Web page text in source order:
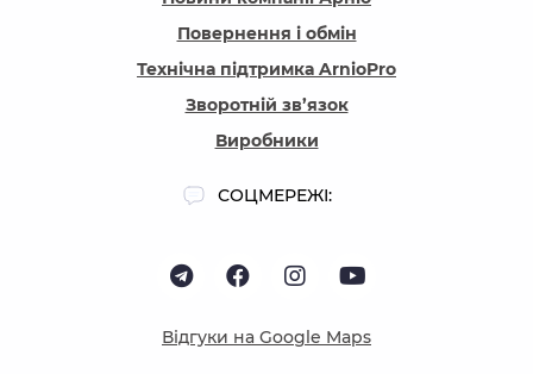
Повернення і обмін
Технічна підтримка ArnioPro
Зворотній зв’язок
Виробники
СОЦМЕРЕЖІ:
Відгуки на Google Maps